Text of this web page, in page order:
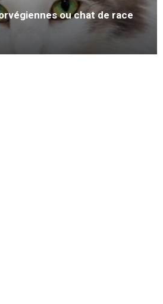
ou chat de race